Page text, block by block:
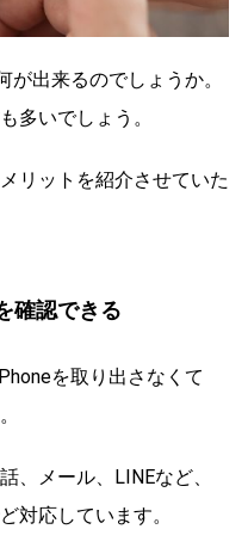
出来るのでしょうか。
多いでしょう。
リットを紹介させていた
確認できる
を取り出さなくて
、メール、LINEなど、
対応しています。